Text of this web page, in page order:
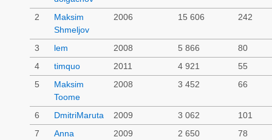
2
Maksim
Shmeljov
2006 15 606 242
3 lem 2008 5 866
80
4
timquo 2011 4 921
55
5
Maksim
Toome
2008 3 452 66
6 DmitriMaruta 2009 3 062
101
7
Anna
2009 2 650 78